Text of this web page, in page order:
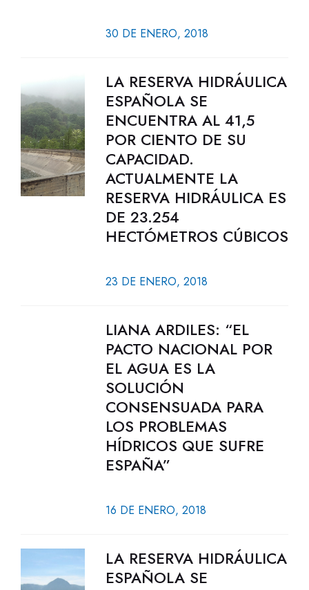
30 DE ENERO, 2018
LA RESERVA HIDRÁULICA
ESPAÑOLA SE
ENCUENTRA AL 41,5
POR CIENTO DE SU
CAPACIDAD.
ACTUALMENTE LA
RESERVA HIDRÁULICA ES
DE 23.254
HECTÓMETROS CÚBICOS
23 DE ENERO, 2018
LIANA ARDILES: “EL
PACTO NACIONAL POR
EL AGUA ES LA
SOLUCIÓN
CONSENSUADA PARA
LOS PROBLEMAS
HÍDRICOS QUE SUFRE
ESPAÑA”
16 DE ENERO, 2018
LA RESERVA HIDRÁULICA
ESPAÑOLA SE